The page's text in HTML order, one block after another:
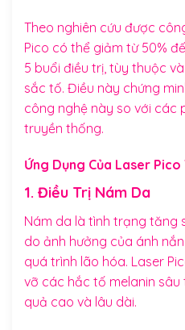
Theo nghiên cứu được
Pico có thể giảm từ 50%
5 buổi điều trị, tùy thuộc
sắc tố. Điều này chứng
công nghệ này so với các
truyền thống.
Ứng Dụng Của Laser
1. Điều Trị Nám Da
Nám da là tình trạng tăng
do ảnh hưởng của ánh
quá trình lão hóa. Laser
vỡ các hắc tố melanin sâu
quả cao và lâu dài.